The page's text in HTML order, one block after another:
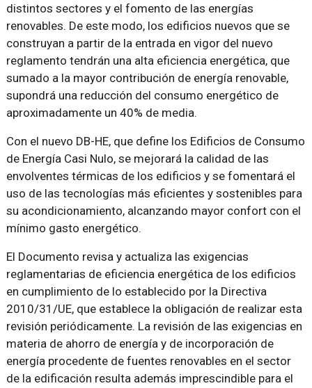
distintos sectores y el fomento de las energías
renovables. De este modo, los edificios nuevos que se
construyan a partir de la entrada en vigor del nuevo
reglamento tendrán una alta eficiencia energética, que
sumado a la mayor contribución de energía renovable,
supondrá una reducción del consumo energético de
aproximadamente un 40% de media.
Con el nuevo DB-HE, que define los Edificios de Consumo
de Energía Casi Nulo, se mejorará la calidad de las
envolventes térmicas de los edificios y se fomentará el
uso de las tecnologías más eficientes y sostenibles para
su acondicionamiento, alcanzando mayor confort con el
mínimo gasto energético.
El Documento revisa y actualiza las exigencias
reglamentarias de eficiencia energética de los edificios
en cumplimiento de lo establecido por la Directiva
2010/31/UE, que establece la obligación de realizar esta
revisión periódicamente. La revisión de las exigencias en
materia de ahorro de energía y de incorporación de
energía procedente de fuentes renovables en el sector
de la edificación resulta además imprescindible para el